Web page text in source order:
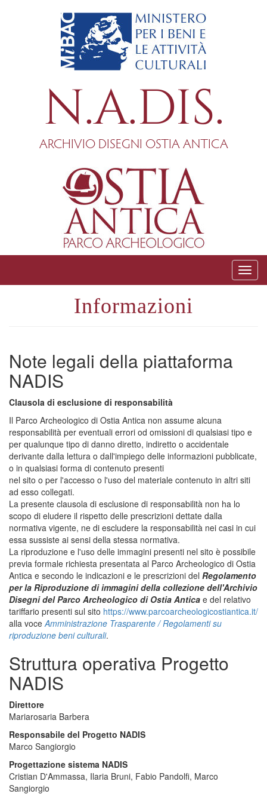
N.A.DIS.
ARCHIVIO DISEGNI OSTIA ANTICA
Informazioni
Note legali della piattaforma
NADIS
Clausola di esclusione di responsabilità
Il Parco Archeologico di Ostia Antica non assume alcuna
responsabilità per eventuali errori od omissioni di qualsiasi tipo e
per qualunque tipo di danno diretto, indiretto o accidentale
derivante dalla lettura o dall'impiego delle informazioni pubblicate,
o in qualsiasi forma di contenuto presenti
nel sito o per l'accesso o l'uso del materiale contenuto in altri siti
ad esso collegati.
La presente clausola di esclusione di responsabilità non ha lo
scopo di eludere il rispetto delle prescrizioni dettate dalla
normativa vigente, ne di escludere la responsabilità nei casi in cui
essa sussiste ai sensi della stessa normativa.
La riproduzione e l'uso delle immagini presenti nel sito è possibile
previa formale richiesta presentata al Parco Archeologico di Ostia
Antica e secondo le indicazioni e le prescrizioni del Regolamento
per la Riproduzione di immagini della collezione dell'Archivio
Disegni del Parco Archeologico di Ostia Antica e del relativo
tariffario presenti sul sito https://www.parcoarcheologicostiantica.it/
alla voce Amministrazione Trasparente / Regolamenti su
riproduzione beni culturali.
Struttura operativa Progetto
NADIS
Direttore
Mariarosaria Barbera
Responsabile del Progetto NADIS
Marco Sangiorgio
Progettazione sistema NADIS
Cristian D'Ammassa, Ilaria Bruni, Fabio Pandolfi, Marco
Sangiorgio